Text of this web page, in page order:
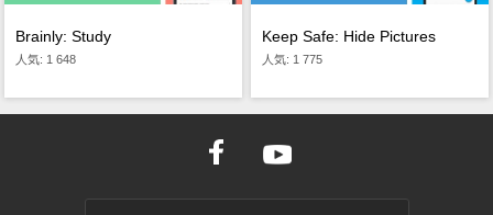
Brainly: Study
人気: 1 648
Keep Safe: Hide Pictures
人気: 1 775